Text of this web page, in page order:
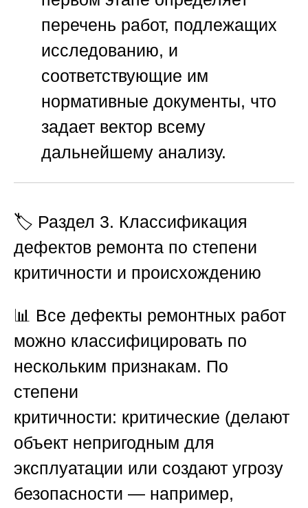
перечень работ, подлежащих
исследованию, и
соответствующие им
нормативные документы, что
задает вектор всему
дальнейшему анализу.
🏷️ Раздел 3. Классификация
дефектов ремонта по степени
критичности и происхождению
📊 Все дефекты ремонтных работ
можно классифицировать по
нескольким признакам. По
степени
критичности: критические (делают
объект непригодным для
эксплуатации или создают угрозу
безопасности — например,